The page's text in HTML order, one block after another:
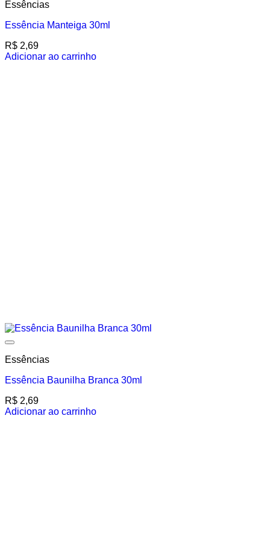
Essências
Essência Manteiga 30ml
R$ 2,69
Adicionar ao carrinho
Essências
Essência Baunilha Branca 30ml
R$ 2,69
Adicionar ao carrinho